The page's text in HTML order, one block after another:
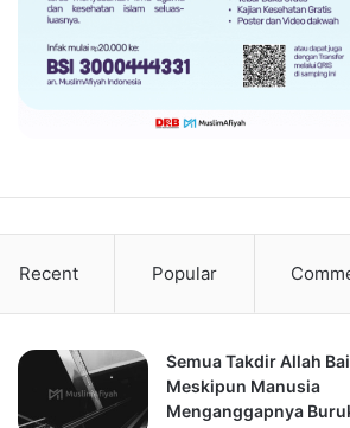
Recent Popular
Semua Takdir Allah
Meskipun Manusia
Menganggapnya